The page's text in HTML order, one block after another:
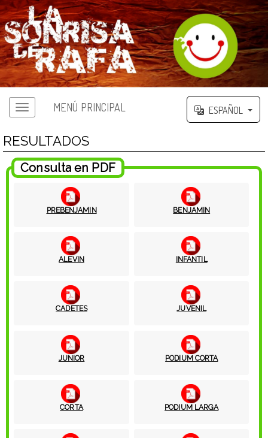
MENÚ PRINCIPAL ESPAÑOL
RESULTADOS
Consulta en PDF
PREBENJAMIN BENJAMIN
ALEVIN INFANTIL
CADETES JUVENIL
JUNIOR PODIUM CORTA
CORTA PODIUM LARGA